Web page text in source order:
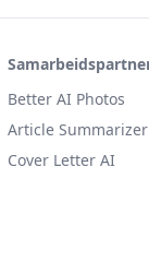
Better AI Photos
Article
Cover Letter AI